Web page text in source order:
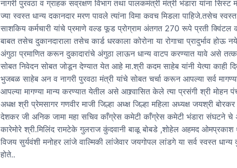
नागरी पुरवठा व ग्राहक सव्रक्षण विभाग तथा पालकमंत्री मंत्री भंडारा यांना
ज्या स्वस्त धान्य दकानदार मरण पावले त्यांना विमा कवच मिडला पाहिजे.तसेच स्वस्त
साशकिय कर्मचारी यांचे प्रमाणे वल्ड फूड प्रोग्राम अंतगत 270 रूपे प्रती क्विंटल
बाबत तसेच दुकानदाराला तसेच कार्ड धरकाला कोरोना या रोगाचा प्रादुर्भाव होऊ
अंगुठा प्रमाणित करून दुकादारांचे अंगुठा लाऊन धान्य वाटप करण्यात यावे असे
सोबत निवेदन सोबत जोडून देण्यात येत आहे मा.श्री कदम साहेब यांनी येत्या काही
भुजबळ साहेब अन व नागरी पुरवठा मंत्री यांचे सोबत चर्चा करून आपल्या सर्व
आपल्या मागण्या मान्य करण्यात येतील असे आश्र्वासित केले त्या प्रसंगी श्री मोहन
अधक्ष श्री प्रेमसागर गणवीर माजी जिल्हा अध्क्ष जिल्हा महिला अध्यक्ष जयश्री
देशकर जी अनिक जामा महा सचिव काँग्रेस कमेटी काँग्रेस कमेटी भंडारा संघटने चे
कारेमोरे श्री.मिलिंद रामटेके गुलराज कुंदवानी बाळू बोबडे ,शोहेल अहमद
विजय सुर्यवंशी मनोहर लांजे वाल्मिकी लांजेवार जयगोपल लांडगे या सर्व स्वस्त धान्य
होते..